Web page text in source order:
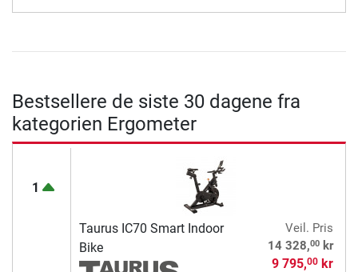
Bestsellere de siste 30 dagene fra
kategorien Ergometer
1
Taurus IC70 Smart Indoor
Bike
Veil. Pris
14 328,00kr
9 795,00kr